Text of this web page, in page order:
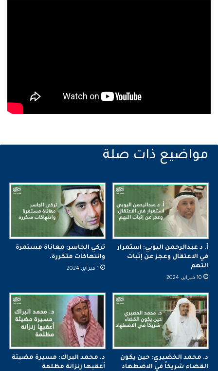
أ. د عبدالرحمن اليوبي: استمرار
في الاعتقال وعجز عن إثبات
التهم
10 فبراير، 2024
تركي الجاسر: معاناة مستمرة
وانتهاكات متكررة.
1 فبراير، 2024
د. محمد الخضيري: حين يكون
القضاء شريكاً في الاضطهاد
د. محمد البراك: مسيرة مضيئة
أعقبها زنزانة مظلمة